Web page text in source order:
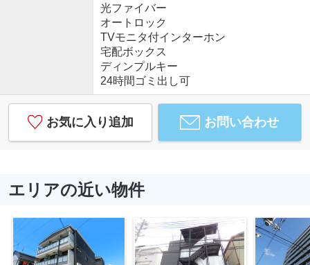
光ファイバー
オートロック
TVモニタ付インターホン
宅配ボックス
ディンプルキー
24時間ゴミ出し可
お気に入り追加 お問い合わせ
エリアの近い物件